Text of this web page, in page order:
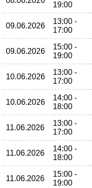
19:00
09.06.2026
13:00 -
17:00
09.06.2026
15:00 -
19:00
10.06.2026
13:00 -
17:00
10.06.2026
14:00 -
18:00
11.06.2026
13:00 -
17:00
11.06.2026
14:00 -
18:00
11.06.2026
15:00 -
19:00